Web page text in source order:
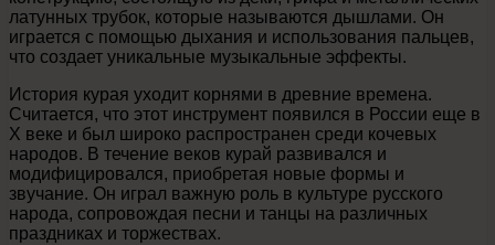
латунных трубок, которые называются дышлами. Он
играется с помощью дыхания и использования пальцев,
что создает уникальные музыкальные эффекты.
История курая уходит корнями в древние времена.
Считается, что этот инструмент появился в России еще в
X веке и был широко распространен среди кочевых
народов. В течение веков курай развивался и
модифицировался, приобретая новые формы и
звучание. Он играл важную роль в культуре русского
народа, сопровождая песни и танцы на различных
праздниках и торжествах.